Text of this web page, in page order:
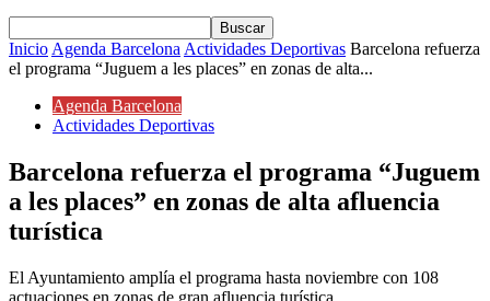
InicioAgenda BarcelonaActividades Deportivas Barcelona refuerza
el programa “Juguem a les places” en zonas de alta...
Agenda Barcelona
Actividades Deportivas
Barcelona refuerza el programa “Juguem
a les places” en zonas de alta afluencia
turística
El Ayuntamiento amplía el programa hasta noviembre con 108